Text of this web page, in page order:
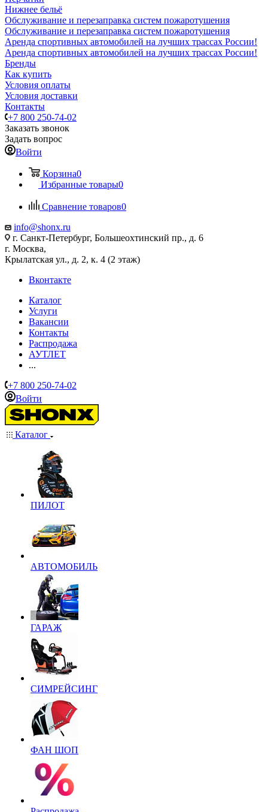
Нижнее бельё
Обслуживание и перезаправка систем пожаротушения
Обслуживание и перезаправка систем пожаротушения
Аренда спортивных автомобилей на лучших трассах России!
Аренда спортивных автомобилей на лучших трассах России!
Бренды
Как купить
Условия оплаты
Условия доставки
Контакты
+7 800 250-74-02
Заказать звонок
Задать вопрос
Войти
Корзина0
Избранные товары0
Сравнение товаров0
info@shonx.ru
г. Санкт-Петербург, Большеохтинский пр., д. 6
г. Москва,
Крылатская ул., д. 2, к. 4 (2 этаж)
Вконтакте
Каталог
Услуги
Вакансии
Контакты
Распродажа
АУТЛЕТ
...
+7 800 250-74-02
Войти
Каталог
ПИЛОТ
АВТОМОБИЛЬ
ГАРАЖ
СИМРЕЙСИНГ
ФАН ШОП